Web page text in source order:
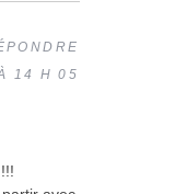
14 H 05